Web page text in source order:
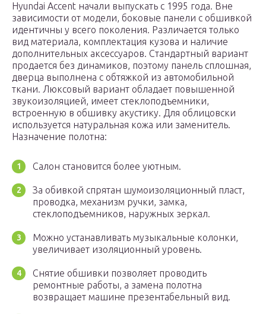
Hyundai Accent начали выпускать с 1995 года. Вне
зависимости от модели, боковые панели с обшивкой
идентичны у всего поколения. Различается только
вид материала, комплектация кузова и наличие
дополнительных аксессуаров. Стандартный вариант
продается без динамиков, поэтому панель сплошная,
дверца выполнена с обтяжкой из автомобильной
ткани. Люксовый вариант обладает повышенной
звукоизоляцией, имеет стеклоподъемники,
встроенную в обшивку акустику. Для облицовски
используется натуральная кожа или заменитель.
Назначение полотна:
Салон становится более уютным.
За обивкой спрятан шумоизоляционный пласт,
проводка, механизм ручки, замка,
стеклоподъемников, наружных зеркал.
Можно устанавливать музыкальные колонки,
увеличивает изоляционный уровень.
Снятие обшивки позволяет проводить
ремонтные работы, а замена полотна
возвращает машине презентабельный вид.